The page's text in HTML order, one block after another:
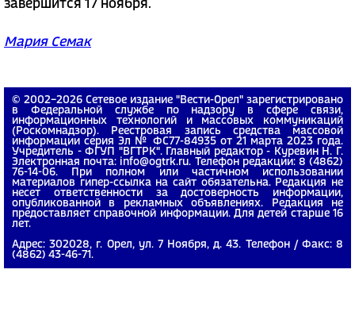
завершится 17 ноября.
Мария Семак
© 2002−2026 Сетевое издание "Вести-Орел" зарегистрировано
в Федеральной службе по надзору в сфере связи,
информационных технологий и массовых коммуникаций
(Роскомнадзор). Реестровая запись средства массовой
информации серия Эл № ФС77-84935 от 21 марта 2023 года.
Учредитель - ФГУП "ВГТРК". Главный редактор - Куревин Н. Г.
Электронная почта: info@ogtrk.ru. Телефон редакции: 8 (4862)
76-14-06. При полном или частичном использовании
материалов гипер-ссылка на сайт обязательна. Редакция не
несет ответственности за достоверность информации,
опубликованной в рекламных объявлениях. Редакция не
предоставляет справочной информации. Для детей старше 16
лет.
Адрес: 302028, г. Орел, ул. 7 Ноября, д. 43. Телефон / Факс: 8
(4862) 43-46-71.